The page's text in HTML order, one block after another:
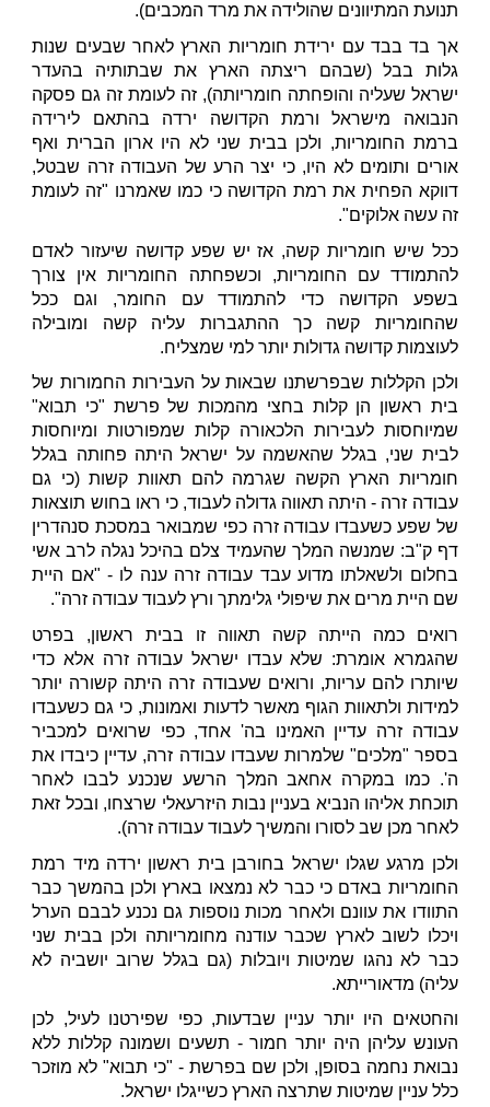
תנועת המתיוונים שהולידה את מרד המכבים).
אך בד בבד עם ירידת חומריות הארץ לאחר שבעים שנות
גלות בבל (שבהם ריצתה הארץ את שבתותיה בהעדר
ישראל שעליה והופחתה חומריותה), זה לעומת זה גם פסקה
הנבואה מישראל ורמת הקדושה ירדה בהתאם לירידה
ברמת החומריות, ולכן בבית שני לא היו ארון הברית ואף
אורים ותומים לא היו, כי יצר הרע של העבודה זרה שבטל,
דווקא הפחית את רמת הקדושה כי כמו שאמרנו "זה לעומת
זה עשה אלוקים".
ככל שיש חומריות קשה, אז יש שפע קדושה שיעזור לאדם
להתמודד עם החומריות, וכשפחתה החומריות אין צורך
בשפע הקדושה כדי להתמודד עם החומר, וגם ככל
שהחומריות קשה כך ההתגברות עליה קשה ומובילה
לעוצמות קדושה גדולות יותר למי שמצליח.
ולכן הקללות שבפרשתנו שבאות על העבירות החמורות של
בית ראשון הן קלות בחצי מהמכות של פרשת "כי תבוא"
שמיוחסות לעבירות הלכאורה קלות שמפורטות ומיוחסות
לבית שני, בגלל שהאשמה על ישראל היתה פחותה בגלל
חומריות הארץ הקשה שגרמה להם תאוות קשות (כי גם
עבודה זרה - היתה תאווה גדולה לעבוד, כי ראו בחוש תוצאות
של שפע כשעבדו עבודה זרה כפי שמבואר במסכת סנהדרין
דף ק"ב: שמנשה המלך שהעמיד צלם בהיכל נגלה לרב אשי
בחלום ולשאלתו מדוע עבד עבודה זרה ענה לו - "אם היית
שם היית מרים את שיפולי גלימתך ורץ לעבוד עבודה זרה".
רואים כמה הייתה קשה תאווה זו בבית ראשון, בפרט
שהגמרא אומרת: שלא עבדו ישראל עבודה זרה אלא כדי
שיותרו להם עריות, ורואים שעבודה זרה היתה קשורה יותר
למידות ולתאוות הגוף מאשר לדעות ואמונות, כי גם כשעבדו
עבודה זרה עדיין האמינו בה' אחד, כפי שרואים למכביר
בספר "מלכים" שלמרות שעבדו עבודה זרה, עדיין כיבדו את
ה'. כמו במקרה אחאב המלך הרשע שנכנע לבבו לאחר
תוכחת אליהו הנביא בעניין נבות היזרעאלי שרצחו, ובכל זאת
לאחר מכן שב לסורו והמשיך לעבוד עבודה זרה).
ולכן מרגע שגלו ישראל בחורבן בית ראשון ירדה מיד רמת
החומריות באדם כי כבר לא נמצאו בארץ ולכן בהמשך כבר
התוודו את עוונם ולאחר מכות נוספות גם נכנע לבבם הערל
ויכלו לשוב לארץ שכבר עודנה מחומריותה ולכן בבית שני
כבר לא נהגו שמיטות ויובלות (גם בגלל שרוב יושביה לא
עליה) מדאורייתא.
והחטאים היו יותר עניין שבדעות, כפי שפירטנו לעיל, לכן
העונש עליהן היה יותר חמור - תשעים ושמונה קללות ללא
נבואת נחמה בסופן, ולכן שם בפרשת - "כי תבוא" לא מוזכר
כלל עניין שמיטות שתרצה הארץ כשייגלו ישראל.